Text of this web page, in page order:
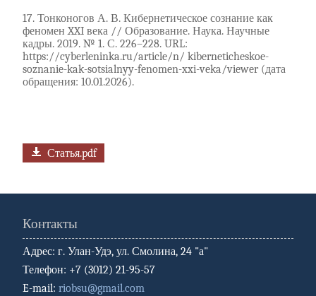
17. Тонконогов А. В. Кибернетическое сознание как
феномен XXI века // Образование. Наука. Научные
кадры. 2019. № 1. С. 226–228. URL:
https://cyberleninka.ru/article/n/ kiberneticheskoe-
soznanie-kak-sotsialnyy-fenomen-xxi-veka/viewer (дата
обращения: 10.01.2026).
Статья.pdf
Контакты
Адрес: г. Улан-Удэ, ул. Смолина, 24 "а"
Телефон: +7 (3012) 21-95-57
E-mail: riobsu@gmail.com